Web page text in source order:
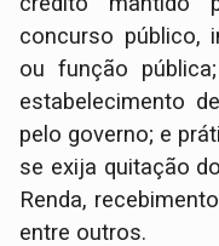
concurso público,
ou função
estabelecimento
pelo governo; e
se exija quitação
Renda,
entre outros.